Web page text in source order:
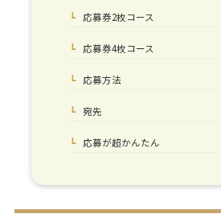
1-4.応募券2枚コース
1-5.応募券4枚コース
1-6.応募方法
1-7.宛先
1-8.応募が超かんたん